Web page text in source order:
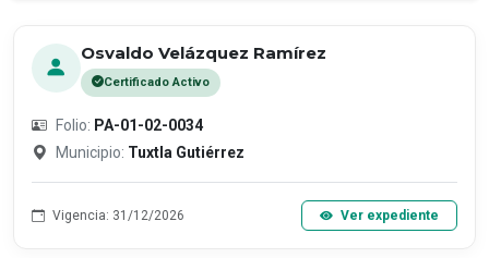
Osvaldo Velázquez Ramírez
Certificado Activo
Folio: PA-01-02-0034
Municipio: Tuxtla Gutiérrez
Vigencia: 31/12/2026 Ver expediente